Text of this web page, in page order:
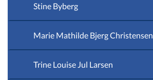
Stine Byberg
Marie Mathilde Bjerg Christensen
Trine Louise Jul Larsen